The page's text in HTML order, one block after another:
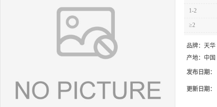
1-2
≥2
品牌： 天华
产地： 中国
发布日期：
更新日期：